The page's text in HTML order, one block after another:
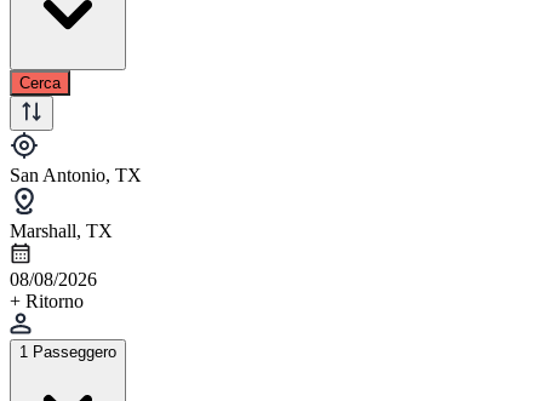
Cerca
San Antonio, TX
Marshall, TX
08/08/2026
+ Ritorno
1 Passeggero